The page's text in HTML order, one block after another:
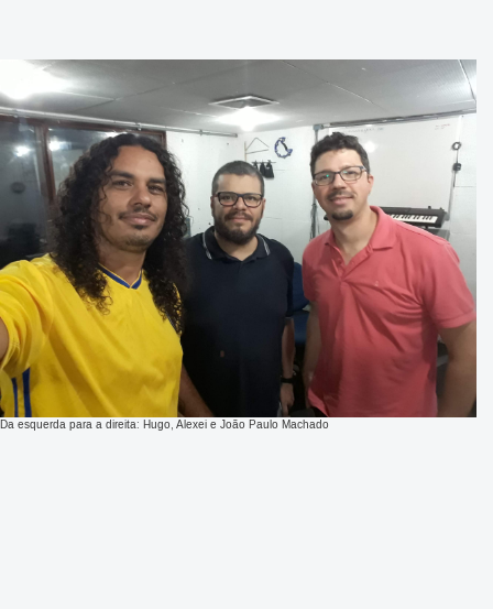
Da esquerda para a direita: Hugo, Alexei e João Paulo Machado